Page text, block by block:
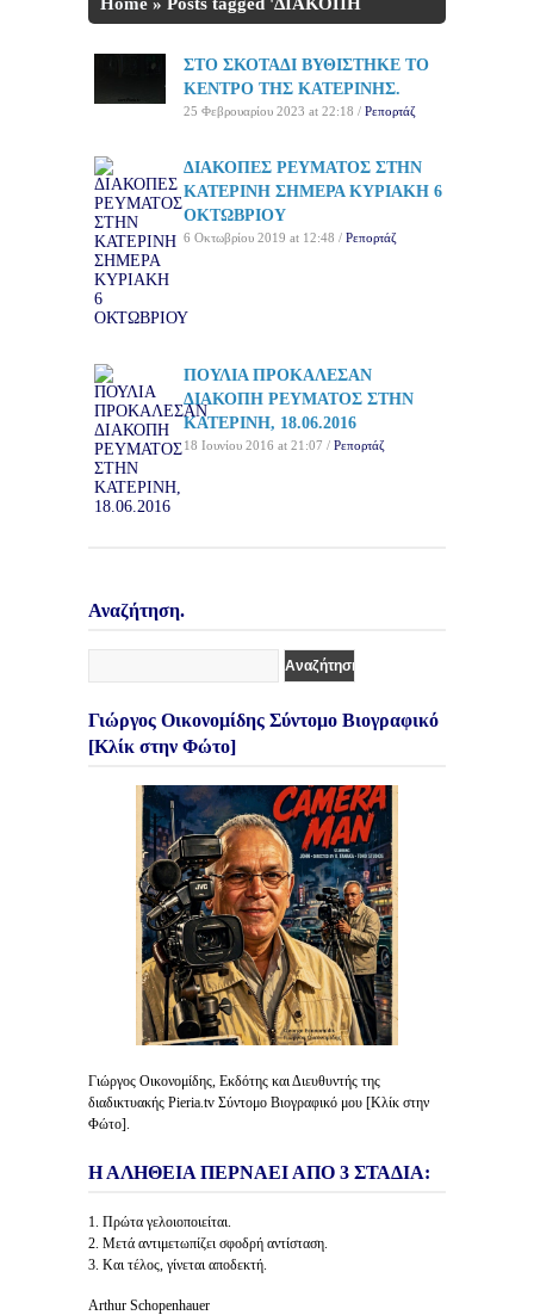
ΣΤΟ ΣΚΟΤΑΔΙ ΒΥΘΙΣΤΗΚΕ ΤΟ
ΚΕΝΤΡΟ ΤΗΣ ΚΑΤΕΡΙΝΗΣ.
25 Φεβρουαρίου 2023 at 22:18 / Ρεπορτάζ
ΔΙΑΚΟΠΕΣ ΡΕΥΜΑΤΟΣ ΣΤΗΝ
ΚΑΤΕΡΙΝΗ ΣΗΜΕΡΑ ΚΥΡΙΑΚΗ 6
ΟΚΤΩΒΡΙΟΥ
6 Οκτωβρίου 2019 at 12:48 / Ρεπορτάζ
ΠΟΥΛΙΑ ΠΡΟΚΑΛΕΣΑΝ
ΔΙΑΚΟΠΗ ΡΕΥΜΑΤΟΣ ΣΤΗΝ
ΚΑΤΕΡΙΝΗ, 18.06.2016
18 Ιουνίου 2016 at 21:07 / Ρεπορτάζ
Αναζήτηση.
Γιώργος Οικονομίδης Σύντομο Βιογραφικό
[Κλίκ στην Φώτο]
Γιώργος Οικονομίδης, Εκδότης και Διευθυντής της
διαδικτυακής Pieria.tv Σύντομο Βιογραφικό μου [Κλίκ στην
Φώτο].
Η ΑΛΗΘΕΙΑ ΠΕΡΝΑΕΙ ΑΠΟ 3 ΣΤΑΔΙΑ:
1. Πρώτα γελοιοποιείται.
2. Μετά αντιμετωπίζει σφοδρή αντίσταση.
3. Και τέλος, γίνεται αποδεκτή.
Arthur Schopenhauer